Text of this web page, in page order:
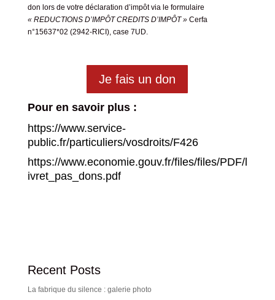
don lors de votre déclaration d’impôt via le formulaire
« REDUCTIONS D’IMPÔT CREDITS D’IMPÔT »Cerfa
n°15637*02 (2942-RICI), case 7UD.
Je fais un don
Pour en savoir plus :
https://www.service-
public.fr/particuliers/vosdroits/F426
https://www.economie.gouv.fr/files/files/PDF/l
ivret_pas_dons.pdf
Recent Posts
La fabrique du silence : galerie photo